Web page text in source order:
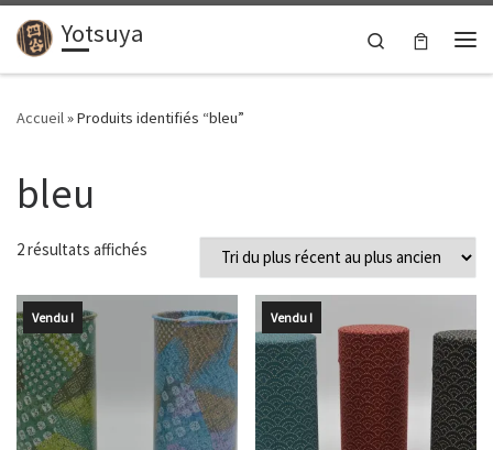
Passer au contenu
Yotsuya
Search
Accueil»Produits identifiés “bleu”
bleu
2 résultats affichés Trié du plus récent au plus ancien
Vendu ! Vendu !